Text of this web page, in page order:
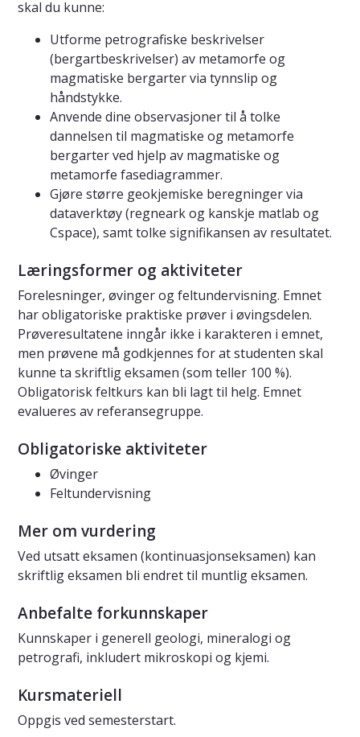
skal du kunne:
Utforme petrografiske beskrivelser
(bergartbeskrivelser) av metamorfe og
magmatiske bergarter via tynnslip og
håndstykke.
Anvende dine observasjoner til å tolke
dannelsen til magmatiske og metamorfe
bergarter ved hjelp av magmatiske og
metamorfe fasediagrammer.
Gjøre større geokjemiske beregninger via
dataverktøy (regneark og kanskje matlab og
Cspace), samt tolke signifikansen av resultatet.
Læringsformer og aktiviteter
Forelesninger, øvinger og feltundervisning. Emnet
har obligatoriske praktiske prøver i øvingsdelen.
Prøveresultatene inngår ikke i karakteren i emnet,
men prøvene må godkjennes for at studenten skal
kunne ta skriftlig eksamen (som teller 100 %).
Obligatorisk feltkurs kan bli lagt til helg. Emnet
evalueres av referansegruppe.
Obligatoriske aktiviteter
Øvinger
Feltundervisning
Mer om vurdering
Ved utsatt eksamen (kontinuasjonseksamen) kan
skriftlig eksamen bli endret til muntlig eksamen.
Anbefalte forkunnskaper
Kunnskaper i generell geologi, mineralogi og
petrografi, inkludert mikroskopi og kjemi.
Kursmateriell
Oppgis ved semesterstart.